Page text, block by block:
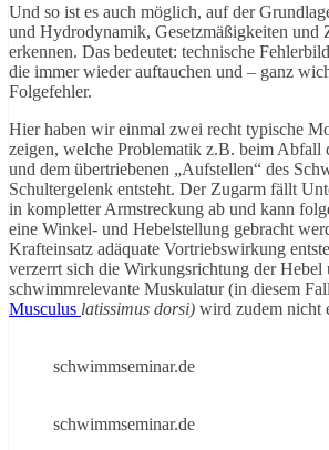
Und so ist es auch möglich, auf der
und Hydrodynamik, Gesetzmäßigkeiten und
erkennen. Das bedeutet: technische
die immer wieder auftauchen und – ganz
Folgefehler.
Hier haben wir einmal zwei recht typische
zeigen, welche Problematik z.B. beim Abfall
und dem übertriebenen „Aufstellen“ des
Schultergelenk entsteht. Der Zugarm fällt
in kompletter Armstreckung ab und kann
eine Winkel- und Hebelstellung gebracht
Krafteinsatz adäquate Vortriebswirkung
verzerrt sich die Wirkungsrichtung der Hebel
schwimmrelevante Muskulatur (in diesem
Musculus latissimus dorsi) wird zudem nicht
schwimmseminar.de
schwimmseminar.de